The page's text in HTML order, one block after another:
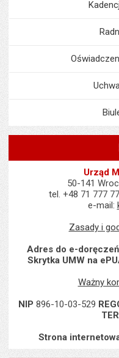
Urząd
50-141
tel. +48 71 777
e-mail:
Zasady i
Adres do e-
Skrytka UMW na
Ważny
NIP 896-10-03-529
Strona